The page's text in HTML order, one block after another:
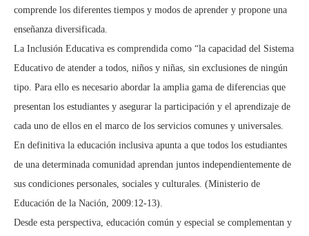
comprende los diferentes tiempos y modos de aprender y propone una
enseñanza diversificada.
La Inclusión Educativa es comprendida como “la capacidad del Sistema
Educativo de atender a todos, niños y niñas, sin exclusiones de ningún
tipo. Para ello es necesario abordar la amplia gama de diferencias que
presentan los estudiantes y asegurar la participación y el aprendizaje de
cada uno de ellos en el marco de los servicios comunes y universales.
En definitiva la educación inclusiva apunta a que todos los estudiantes
de una determinada comunidad aprendan juntos independientemente de
sus condiciones personales, sociales y culturales. (Ministerio de
Educación de la Nación, 2009:12-13).
Desde esta perspectiva, educación común y especial se complementan y